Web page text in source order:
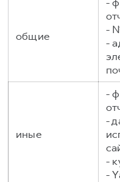
общие
-
-
иные
-
-
-
-